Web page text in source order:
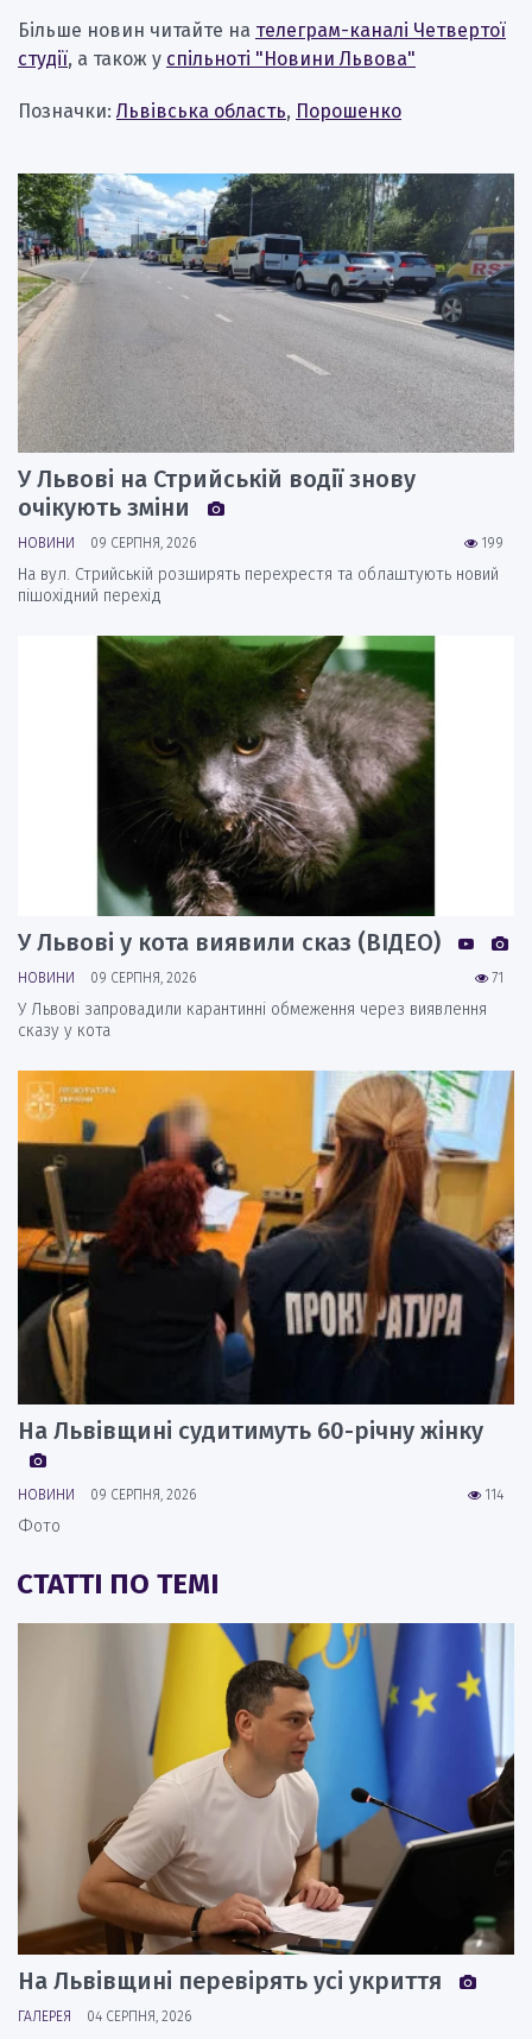
Більше новин читайте на телеграм-каналі Четвертої
студії, а також у спільноті "Новини Львова"
Позначки: Львівська область, Порошенко
У Львові на Стрийській водії знову
очікують зміни
199
НОВИНИ 09 СЕРПНЯ, 2026
На вул. Стрийській розширять перехрестя та облаштують новий
пішохідний перехід
У Львові у кота виявили сказ (ВІДЕО)
71
НОВИНИ 09 СЕРПНЯ, 2026
У Львові запровадили карантинні обмеження через виявлення
сказу у кота
На Львівщині судитимуть 60-річну жінку
114
НОВИНИ 09 СЕРПНЯ, 2026
Фото
СТАТТІ ПО ТЕМІ
На Львівщині перевірять усі укриття
ГАЛЕРЕЯ 04 СЕРПНЯ, 2026